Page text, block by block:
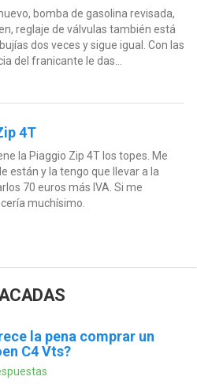
bomba de gasolina revisada,
reglaje de válvulas también está
dos veces y sigue igual. Con las
del franicante le das...
4T
la Piaggio Zip 4T los topes. Me
están y la tengo que llevar a la
70 euros más IVA. Si me
muchísimo.
la pena comprar un
C4 Vts?